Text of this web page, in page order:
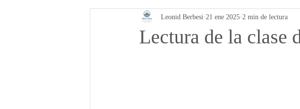
Lectura de la clase
Leonid Berbesi 21 ene 2025 2 min de lectura